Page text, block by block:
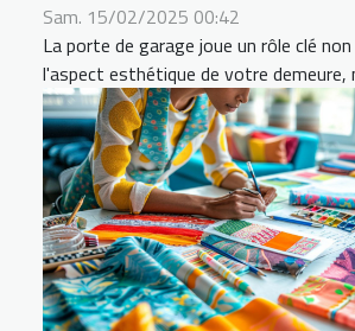
Sam. 15/02/2025 00:42
La porte de garage joue un rôle clé
l'aspect esthétique de votre demeure,